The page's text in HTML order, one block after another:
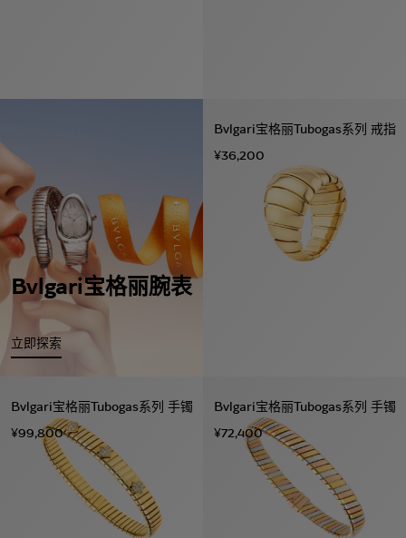
Bvlgari宝格丽腕表
立即探索
Bvlgari宝格丽Tubogas系列 戒指
¥36,200
Bvlgari宝格丽Tubogas系列 手镯
¥99,800
Bvlgari宝格丽Tubogas系列 手镯
¥72,400